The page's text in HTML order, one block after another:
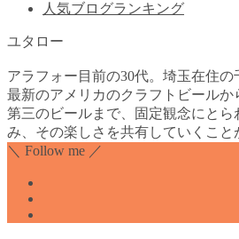
人気ブログランキング
ユタロー
アラフォー目前の30代。埼玉在住の
最新のアメリカのクラフトビール
第三のビールまで、固定観念にと
み、その楽しさを共有していくこと
＼ Follow me ／